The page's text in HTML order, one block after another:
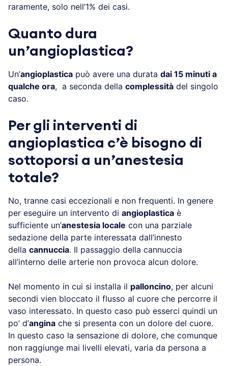
raramente, solo nell’1% dei casi.
Quanto dura
un’angioplastica?
Un’angioplastica può avere una durata dai 15 minuti a
qualche ora, a seconda della complessità del singolo
caso.
Per gli interventi di
angioplastica c’è bisogno di
sottoporsi a un’anestesia
totale?
No, tranne casi eccezionali e non frequenti. In genere
per eseguire un intervento di angioplastica è
sufficiente un’anestesia locale con una parziale
sedazione della parte interessata dall’innesto
della cannuccia. Il passaggio della cannuccia
all’interno delle arterie non provoca alcun dolore.
Nel momento in cui si installa il palloncino, per alcuni
secondi vien bloccato il flusso al cuore che percorre il
vaso interessato. In questo caso può esserci quindi un
po’ d’angina che si presenta con un dolore del cuore.
In questo caso la sensazione di dolore, che comunque
non raggiunge mai livelli elevati, varia da persona a
persona.